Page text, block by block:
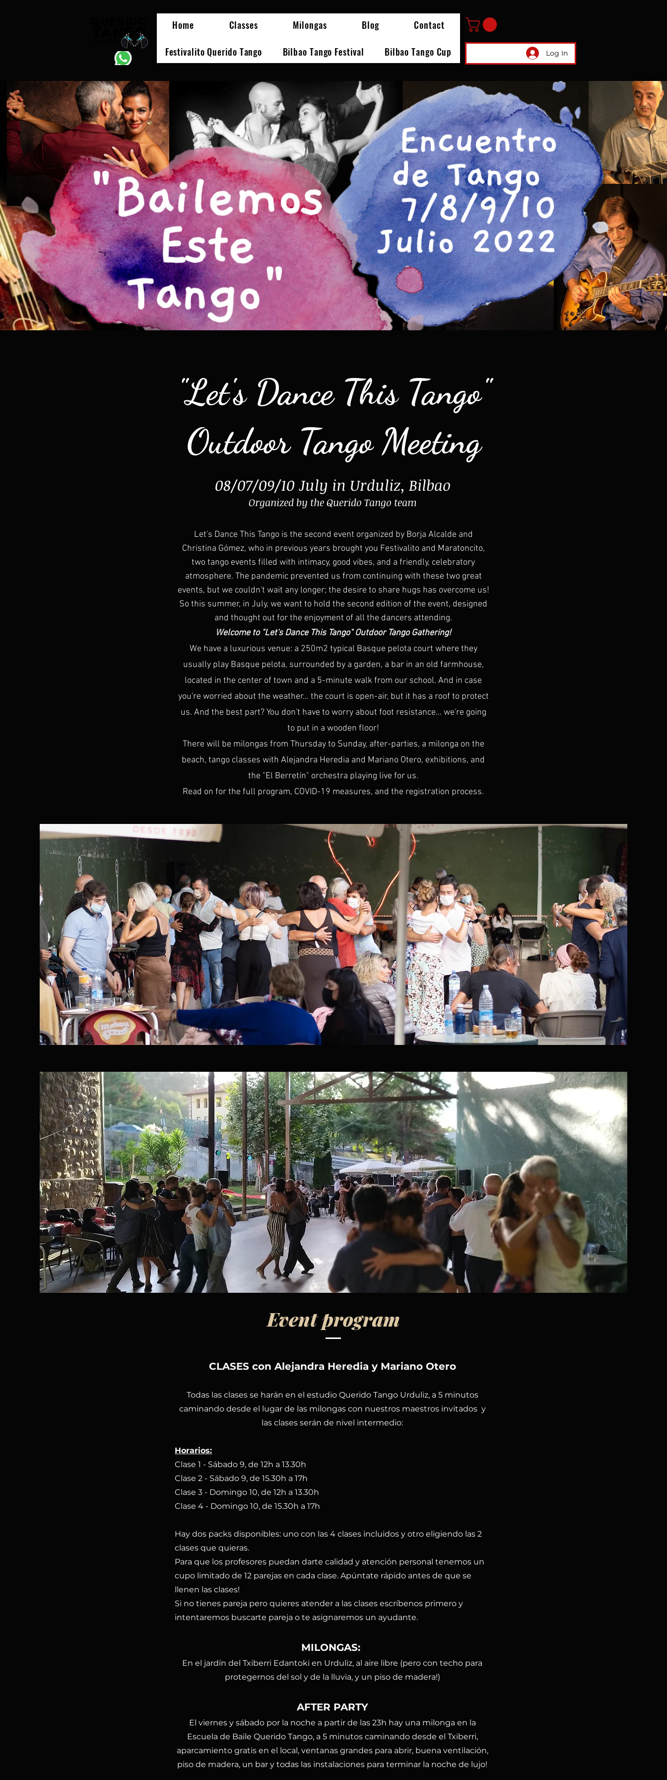
Home Classes Milongas Blog Contact
Festivalito Querido Tango Bilbao Tango Festival Bilbao Tango Cup Log In
"Let's Dance This Tango"
Outdoor Tango Meeting
08/07/09/10 July in Urduliz, Bilbao
Organized by the Querido Tango team
Let's Dance This Tango is the second event organized by Borja Alcalde and
Christina Gómez, who in previous years brought you Festivalito and Maratoncito,
two tango events filled with intimacy, good vibes, and a friendly, celebratory
atmosphere. The pandemic prevented us from continuing with these two great
events, but we couldn't wait any longer; the desire to share hugs has overcome us!
So this summer, in July, we want to hold the second edition of the event, designed
and thought out for the enjoyment of all the dancers attending.
Welcome to "Let's Dance This Tango" Outdoor Tango Gathering!
We have a luxurious venue: a 250m2 typical Basque pelota court where they
usually play Basque pelota, surrounded by a garden, a bar in an old farmhouse,
located in the center of town and a 5-minute walk from our school. And in case
you're worried about the weather... the court is open-air, but it has a roof to protect
us. And the best part? You don't have to worry about foot resistance... we're going
to put in a wooden floor!
There will be milongas from Thursday to Sunday, after-parties, a milonga on the
beach, tango classes with Alejandra Heredia and Mariano Otero, exhibitions, and
the "El Berretín" orchestra playing live for us.
Read on for the full program, COVID-19 measures, and the registration process.
Event program
CLASES con Alejandra Heredia y Mariano Otero
Todas las clases se harán en el estudio Querido Tango Urduliz, a 5 minutos
caminando desde el lugar de las milongas con nuestros maestros invitados y
las clases serán de nivel intermedio:
Horarios:
Clase 1 - Sábado 9, de 12h a 13.30h
Clase 2 - Sábado 9, de 15.30h a 17h
Clase 3 - Domingo 10, de 12h a 13.30h
Clase 4 - Domingo 10, de 15.30h a 17h
Hay dos packs disponibles: uno con las 4 clases incluidos y otro eligiendo las 2
clases que quieras.
Para que los profesores puedan darte calidad y atención personal tenemos un
cupo limitado de 12 parejas en cada clase. Apúntate rápido antes de que se
llenen las clases!
Si no tienes pareja pero quieres atender a las clases escríbenos primero y
intentaremos buscarte pareja o te asignaremos un ayudante.
MILONGAS:
En el jardín del Txiberri Edantoki en Urduliz, al aire libre (pero con techo para
protegernos del sol y de la lluvia, y un piso de madera!)
AFTER PARTY
El viernes y sábado por la noche a partir de las 23h hay una milonga en la
Escuela de Baile Querido Tango, a 5 minutos caminando desde el Txiberri,
aparcamiento gratis en el local, ventanas grandes para abrir, buena ventilación,
piso de madera, un bar y todas las instalaciones para terminar la noche de lujo!